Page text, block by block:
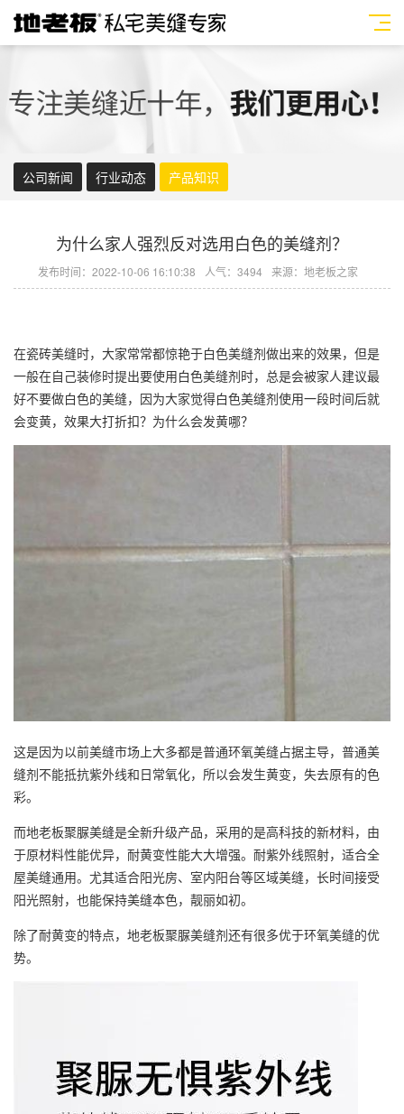
公司新闻 行业动态 产品知识
为什么家人强烈反对选用白色的美缝剂？
发布时间：2022-10-06 16:10:38 人气：3494 来源：地老板之家
在瓷砖美缝时，大家常常都惊艳于白色美缝剂做出来的效果，但是
一般在自己装修时提出要使用白色美缝剂时，总是会被家人建议最
好不要做白色的美缝，因为大家觉得白色美缝剂使用一段时间后就
会变黄，效果大打折扣？为什么会发黄哪？
这是因为以前美缝市场上大多都是普通环氧美缝占据主导，普通美
缝剂不能抵抗紫外线和日常氧化，所以会发生黄变，失去原有的色
彩。
而地老板聚脲美缝是全新升级产品，采用的是高科技的新材料，由
于原材料性能优异，耐黄变性能大大增强。耐紫外线照射，适合全
屋美缝通用。尤其适合阳光房、室内阳台等区域美缝，长时间接受
阳光照射，也能保持美缝本色，靓丽如初。
除了耐黄变的特点， 地老板聚脲美缝剂还有很多优于环氧美缝的优
势。